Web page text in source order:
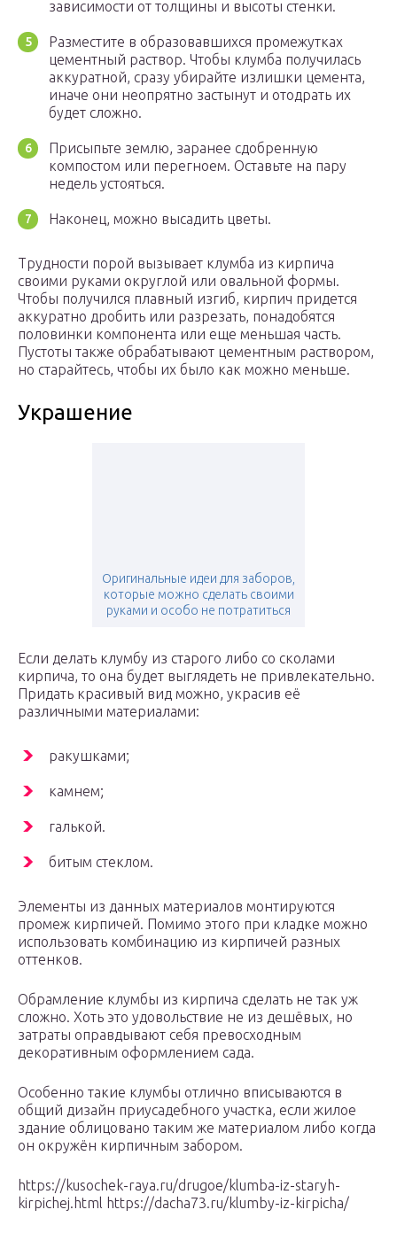
зависимости от толщины и высоты стенки.
Разместите в образовавшихся промежутках
цементный раствор. Чтобы клумба получилась
аккуратной, сразу убирайте излишки цемента,
иначе они неопрятно застынут и отодрать их
будет сложно.
Присыпьте землю, заранее сдобренную
компостом или перегноем. Оставьте на пару
недель устояться.
Наконец, можно высадить цветы.
Трудности порой вызывает клумба из кирпича
своими руками округлой или овальной формы.
Чтобы получился плавный изгиб, кирпич придется
аккуратно дробить или разрезать, понадобятся
половинки компонента или еще меньшая часть.
Пустоты также обрабатывают цементным раствором,
но старайтесь, чтобы их было как можно меньше.
Украшение
Оригинальные идеи для заборов,
которые можно сделать своими
руками и особо не потратиться
Если делать клумбу из старого либо со сколами
кирпича, то она будет выглядеть не привлекательно.
Придать красивый вид можно, украсив её
различными материалами:
ракушками;
камнем;
галькой.
битым стеклом.
Элементы из данных материалов монтируются
промеж кирпичей. Помимо этого при кладке можно
использовать комбинацию из кирпичей разных
оттенков.
Обрамление клумбы из кирпича сделать не так уж
сложно. Хоть это удовольствие не из дешёвых, но
затраты оправдывают себя превосходным
декоративным оформлением сада.
Особенно такие клумбы отлично вписываются в
общий дизайн приусадебного участка, если жилое
здание облицовано таким же материалом либо когда
он окружён кирпичным забором.
https://kusochek-raya.ru/drugoe/klumba-iz-staryh-
kirpichej.html https://dacha73.ru/klumby-iz-kirpicha/